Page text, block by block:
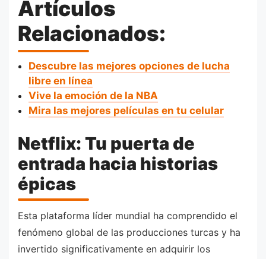
Artículos
Relacionados:
Descubre las mejores opciones de lucha
libre en línea
Vive la emoción de la NBA
Mira las mejores películas en tu celular
Netflix: Tu puerta de
entrada hacia historias
épicas
Esta plataforma líder mundial ha comprendido el
fenómeno global de las producciones turcas y ha
invertido significativamente en adquirir los